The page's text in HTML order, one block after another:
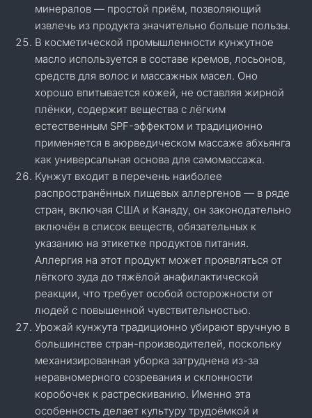
минералов — простой приём, позволяющий
извлечь из продукта значительно больше пользы.
В косметической промышленности кунжутное
масло используется в составе кремов, лосьонов,
средств для волос и массажных масел. Оно
хорошо впитывается кожей, не оставляя жирной
плёнки, содержит вещества с лёгким
естественным SPF-эффектом и традиционно
применяется в аюрведическом массаже абхьянга
как универсальная основа для самомассажа.
Кунжут входит в перечень наиболее
распространённых пищевых аллергенов — в ряде
стран, включая США и Канаду, он законодательно
включён в список веществ, обязательных к
указанию на этикетке продуктов питания.
Аллергия на этот продукт может проявляться от
лёгкого зуда до тяжёлой анафилактической
реакции, что требует особой осторожности от
людей с повышенной чувствительностью.
Урожай кунжута традиционно убирают вручную в
большинстве стран-производителей, поскольку
механизированная уборка затруднена из-за
неравномерного созревания и склонности
коробочек к растрескиванию. Именно эта
особенность делает культуру трудоёмкой и